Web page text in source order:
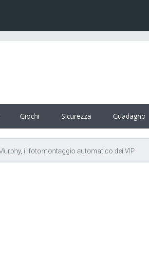
Giochi Sicurezza Guadagno
il fotomontaggio automatico dei VIP